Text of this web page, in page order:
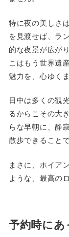
特に夜の美しさ
を見渡せば、ラ
的な夜景が広が
こはもう世界遺
魅力を、心ゆく
日中は多くの観
るからこその大
らな早朝に、静
散歩できることで
まさに、ホイア
ような、最高の
予約時に